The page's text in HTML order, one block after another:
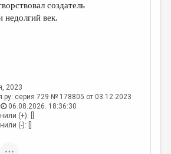
создатель
недолгий век.
, 2023
серия 729 № 178805 от 03.12.2023
06.08.2026. 18:36:30
(+): []
(-): []